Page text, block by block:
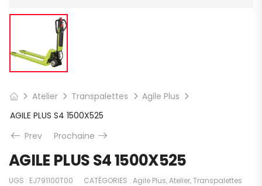
Atelier Transpalettes
Agile Plus
AGILE PLUS S4 1500X525
Prev
Prochaine
AGILE PLUS S4 1500X525
UGS : EJ791100T00 CATÉGORIES : Agile Plus,Atelier,Transpalettes